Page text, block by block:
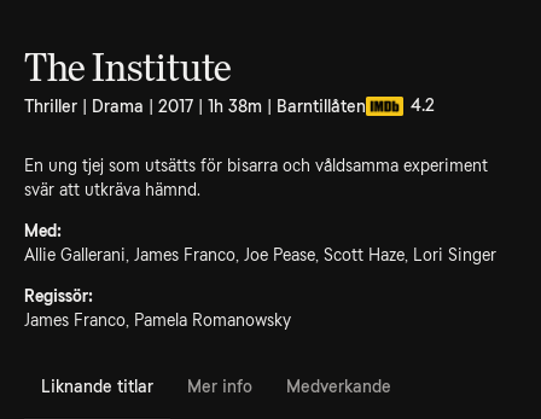
The Institute
Thriller | Drama | 2017 | 1h 38m | Barntillåten 4.2
En ung tjej som utsätts för bisarra och våldsamma experiment
svär att utkräva hämnd.
Med:
Allie Gallerani, James Franco, Joe Pease, Scott Haze, Lori Singer
Regissör:
James Franco, Pamela Romanowsky
Liknande titlar Mer info Medverkande